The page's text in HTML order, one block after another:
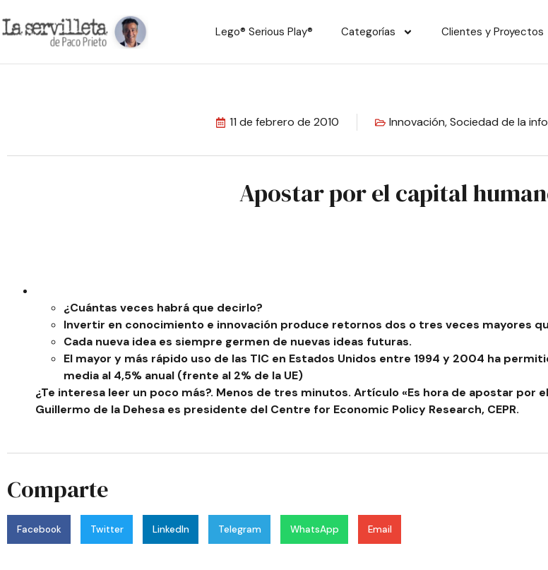
Lego® Serious Play® Categorías Clientes y Proyectos
11 de febrero de 2010 Innovación,Sociedad de la
Apostar por el capital
¿Cuántas veces habrá que decirlo?
Invertir en conocimiento e innovación produce retornos dos o tres veces mayores
Cada nueva idea es siempre germen de nuevas ideas futuras.
El mayor y más rápido uso de las TIC en Estados Unidos entre 1994 y 2004 ha
media al 4,5% anual (frente al 2% de la UE)
¿Te interesa leer un poco más?. Menos de tres minutos. Artículo«Es hora de apostar por
Guillermo de la Dehesa es presidente del Centre for Economic Policy Research, CEPR.
Comparte
Facebook Twitter LinkedIn Telegram WhatsApp Email